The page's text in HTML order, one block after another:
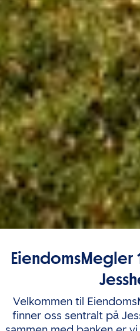
Velkommen til
finner oss sentralt på